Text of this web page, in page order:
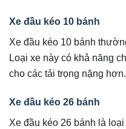
Xe đầu kéo 10 bánh
Xe đầu kéo 10 bánh
Loại xe này có khả năng
cho các tải trọng nặng hơn.
Xe đầu kéo 26 bánh
Xe đầu kéo 26 bánh là